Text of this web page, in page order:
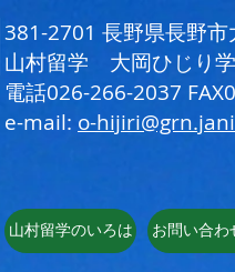
381-2701 長野県長野市
山村留学 大岡ひじり
電話026-266-2037
e-mail: o-
山村留学のいろは お問い合わ